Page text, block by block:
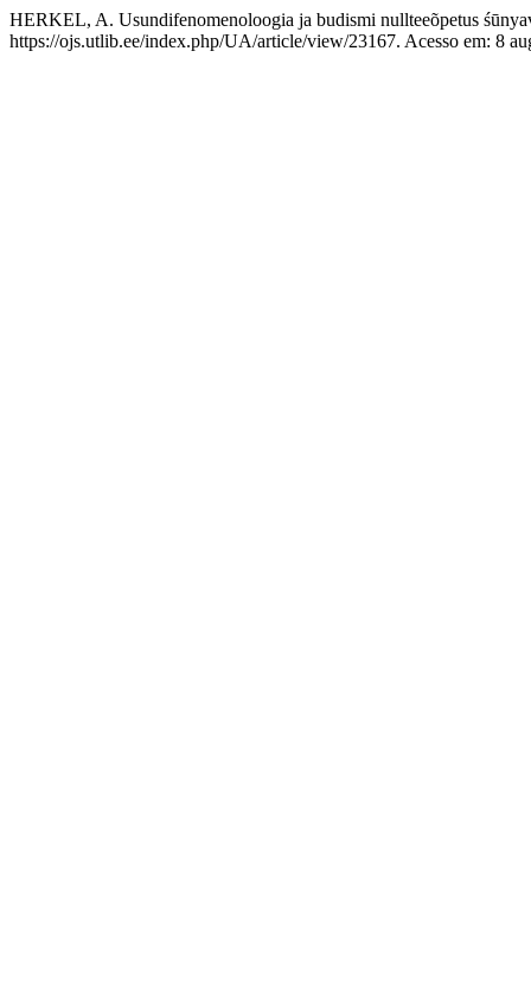
HERKEL, A. Usundifenomenoloogia ja budismi nullteeõpetus
https://ojs.utlib.ee/index.php/UA/article/view/23167. Acesso em: 8